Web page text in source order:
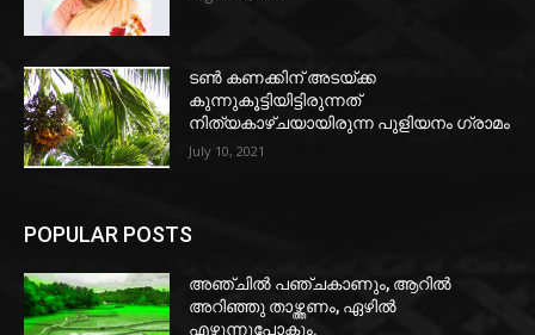
ടൺ കണക്കിന്‌ അടയ്ക്ക
കുന്നുകൂട്ടിയിട്ടിരുന്നത്‌
നിത്യകാഴ്ചയായിരുന്ന പുളിയനം ഗ്രാമം
July 10, 2021
POPULAR POSTS
അഞ്ചിൽ പഞ്ചകാണും, ആറിൽ
അറിഞ്ഞു താഴ്ത്തണം, ഏഴിൽ
എഴുന്നുപോകും.